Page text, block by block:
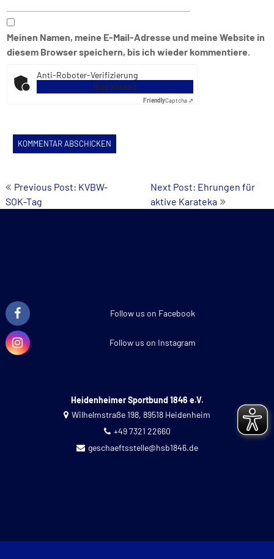
Meinen Namen, meine E-Mail-Adresse und meine Website in
diesem Browser speichern, bis ich wieder kommentiere.
Anti-Roboter-Verifizierung
Hier klicken
FriendlyCaptcha ⇗
Beitrags-
Navigation
Previous Post: KVBW-
SOK-Tag
Next Post: Ehrungen für
aktive Karateka
Follow us on Facebook
Follow us on Instagram
Heidenheimer Sportbund 1846 e.V.
Wilhelmstraße 198, 89518 Heidenheim
+49 7321 22660
geschaeftsstelle@hsb1846.de